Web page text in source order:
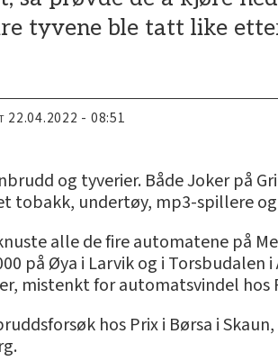
tyvene ble tatt like
22.04.2022 - 08:51
og tyverier. Både Joker på
tobakk, undertøy, mp3-spillere
alle de fire automatene på
på Øya i Larvik og i Torsbudalen
mistenkt for automatsvindel hos
hos Prix i Børsa i